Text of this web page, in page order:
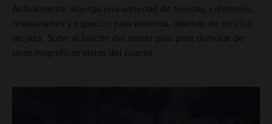
Actualmente alberga una variedad de tiendas, cafeterías,
restaurantes y espacios para eventos, además de un club
de jazz. Sube al balcón del tercer piso para disfrutar de
unas magníficas vistas del puerto.